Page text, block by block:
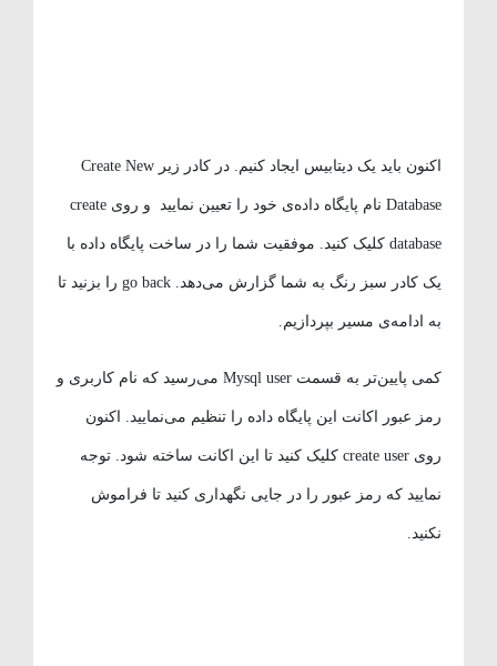
اکنون باید یک دیتابیس ایجاد کنیم. در کادر زیر Create New
Database نام پایگاه داده‌ی خود را تعیین نمایید و روی create
database کلیک کنید. موفقیت شما را در ساخت پایگاه داده با
یک کادر سبز رنگ به شما گزارش می‌دهد. go back را بزنید تا
به ادامه‌ی مسیر بپردازیم.
کمی پایین‌تر به قسمت Mysql user می‌رسید که نام کاربری و
رمز عبور اکانت این پایگاه داده را تنظیم می‌نمایید. اکنون
روی create user کلیک کنید تا این اکانت ساخته شود. توجه
نمایید که رمز عبور را در جایی نگهداری کنید تا فراموش
نکنید.